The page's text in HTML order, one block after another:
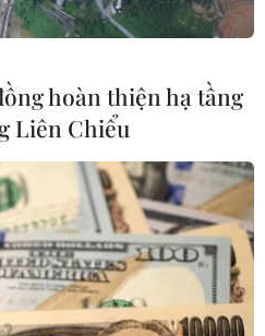
nghị EU đàm
Kossuth, Thủ tướng
hoàn thiện hạ tầng
Liên Chiểu